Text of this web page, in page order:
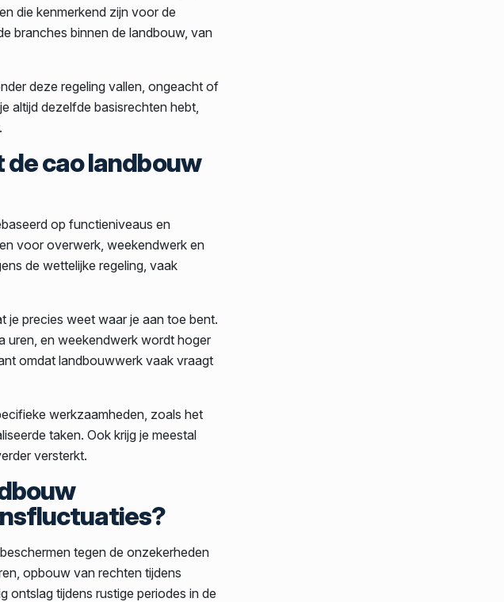
die kenmerkend zijn voor de
branches binnen de landbouw, van
deze regeling vallen, ongeacht of
altijd dezelfde basisrechten hebt,
cao landbouw
op functieniveaus en
voor overwerk, weekendwerk en
de wettelijke regeling, vaak
je precies weet waar je aan toe bent.
uren, en weekendwerk wordt hoger
omdat landbouwwerk vaak vraagt
werkzaamheden, zoals het
taken. Ook krijg je meestal
versterkt.
tegen de onzekerheden
opbouw van rechten tijdens
ontslag tijdens rustige periodes in de